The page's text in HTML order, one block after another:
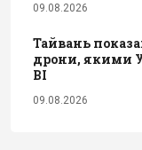
09.08.2026
Тайвань
дрони, якими
BI
09.08.2026